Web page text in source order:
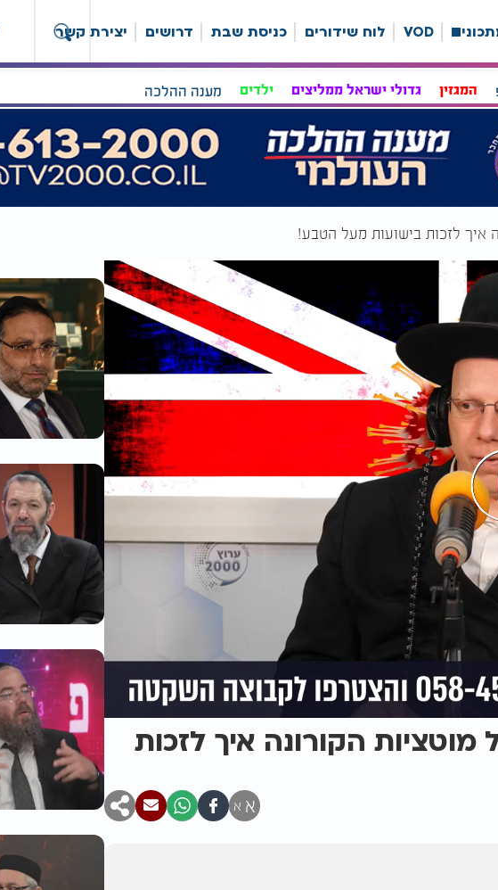
VOD לוח שידורים כניסת שבת דרושים יצירת קשר
המגזין גדולי ישראל ממליצים ילדים מענה ההלכה
גלזר - פורים2021 בצל מוטציות הקורונה איך לזכות
א א